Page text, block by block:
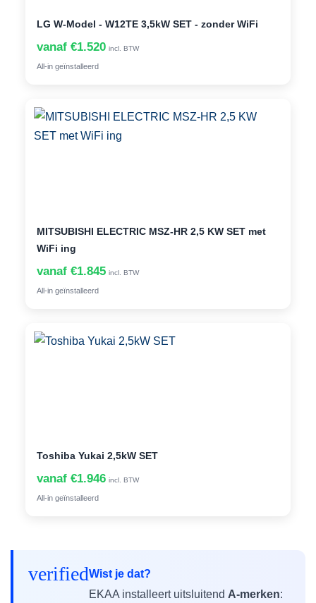
LG W-Model - W12TE 3,5kW SET - zonder WiFi
vanaf €1.520 incl. BTW
All-in geïnstalleerd
MITSUBISHI ELECTRIC MSZ-HR 2,5 KW SET met
WiFi ing
vanaf €1.845 incl. BTW
All-in geïnstalleerd
Toshiba Yukai 2,5kW SET
vanaf €1.946 incl. BTW
All-in geïnstalleerd
verifiedWist je dat?
EKAA installeert uitsluitend A-merken: